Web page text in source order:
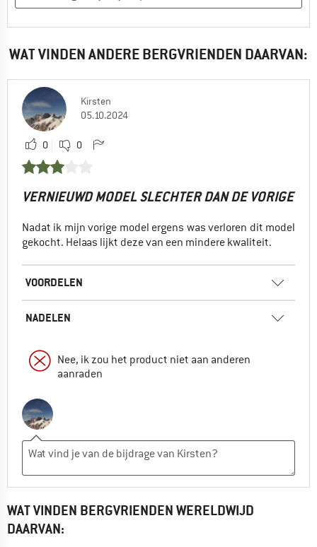
WAT VINDEN ANDERE BERGVRIENDEN DAARVAN:
Kirsten
05.10.2024
0 0
VERNIEUWD MODEL SLECHTER DAN DE VORIGE
Nadat ik mijn vorige model ergens was verloren dit model
gekocht. Helaas lijkt deze van een mindere kwaliteit.
VOORDELEN
NADELEN
Nee, ik zou het product niet aan anderen
aanraden
WAT VINDEN BERGVRIENDEN WERELDWIJD
DAARVAN: